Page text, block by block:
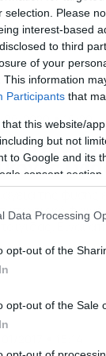
selection. Please
interest-based
to third
of your
This information
Participants that
that this website/
but not
to Google and its
consent section.
Data Processing
opt-out of the
opt-out of the Sale
06/2020 16:20
σύννεφο
Είναι
τα
βροχής
είναι